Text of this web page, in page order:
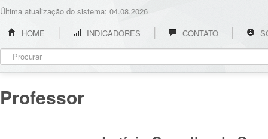
Última atualização do sistema: 04.08.2026
HOME
INDICADORES CONTATO
Professor